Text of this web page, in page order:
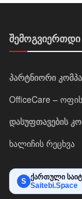
შემოგვიერთდი
პარტნიორი
OfficeCare –
დასუფთავების
ხალიჩის რეცხვა
S ქართული
Saitebi.Space